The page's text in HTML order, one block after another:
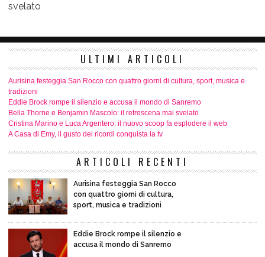
svelato
ULTIMI ARTICOLI
Aurisina festeggia San Rocco con quattro giorni di cultura, sport, musica e
tradizioni
Eddie Brock rompe il silenzio e accusa il mondo di Sanremo
Bella Thorne e Benjamin Mascolo: il retroscena mai svelato
Cristina Marino e Luca Argentero: il nuovo scoop fa esplodere il web
A Casa di Emy, il gusto dei ricordi conquista la tv
ARTICOLI RECENTI
Aurisina festeggia San Rocco
con quattro giorni di cultura,
sport, musica e tradizioni
Eddie Brock rompe il silenzio e
accusa il mondo di Sanremo